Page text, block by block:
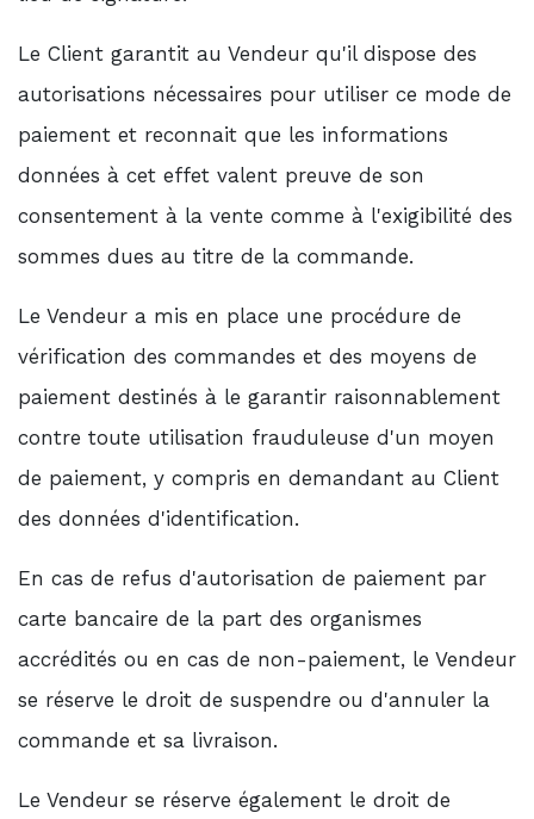
Le Client garantit au Vendeur qu'il dispose des
autorisations nécessaires pour utiliser ce mode de
paiement et reconnait que les informations
données à cet effet valent preuve de son
consentement à la vente comme à l'exigibilité des
sommes dues au titre de la commande.
Le Vendeur a mis en place une procédure de
vérification des commandes et des moyens de
paiement destinés à le garantir raisonnablement
contre toute utilisation frauduleuse d'un moyen
de paiement, y compris en demandant au Client
des données d'identification.
En cas de refus d'autorisation de paiement par
carte bancaire de la part des organismes
accrédités ou en cas de non-paiement, le Vendeur
se réserve le droit de suspendre ou d'annuler la
commande et sa livraison.
Le Vendeur se réserve également le droit de